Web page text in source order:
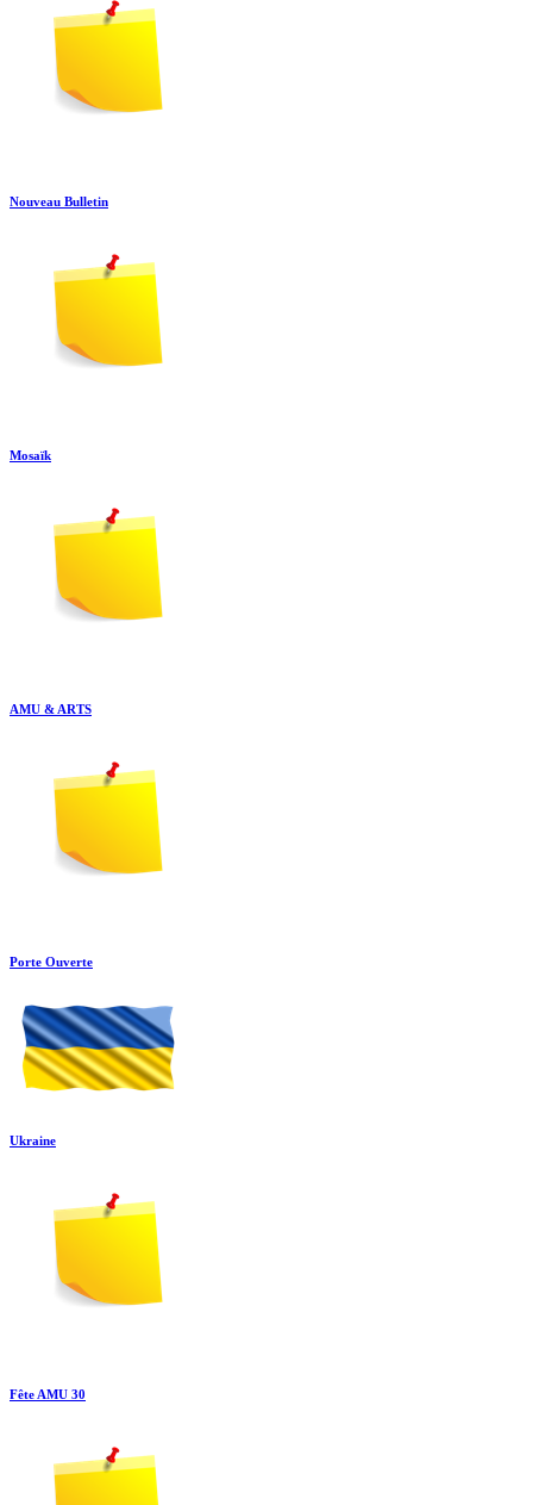
Nouveau Bulletin
Mosaïk
AMU & ARTS
Porte Ouverte
Ukraine
Fête AMU 30